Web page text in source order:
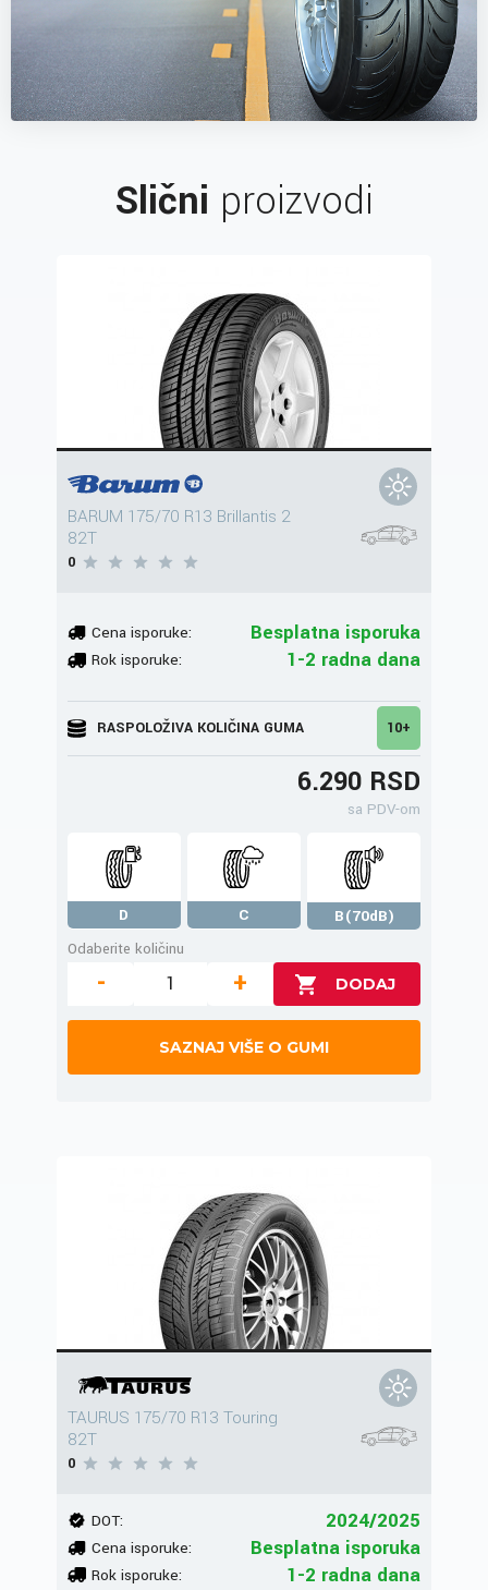
Slični proizvodi
BARUM 175/70 R13 Brillantis 2
82T
0
Cena isporuke: Besplatna isporuka
Rok isporuke: 1-2 radna dana
RASPOLOŽIVA KOLIČINA GUMA 10+
6.290 RSD
sa PDV-om
D C
B(70dB)
Odaberite količinu
- +
SAZNAJ VIŠE O GUMI
TAURUS 175/70 R13 Touring
82T
0
DOT: 2024/2025
Cena isporuke: Besplatna isporuka
Rok isporuke: 1-2 radna dana